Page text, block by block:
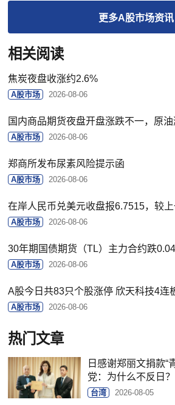
更多A股市场资讯
相关阅读
焦炭夜盘收涨约2.6%
A股市场 2026-08-06
国内商品期货夜盘开盘涨跌不一，原
A股市场 2026-08-06
郑商所发布尿素风险提示函
A股市场 2026-08-06
在岸人民币兑美元收盘报6.7515，较
A股市场 2026-08-06
30年期国债期货（TL）主力合约跌
A股市场 2026-08-06
A股今日共83只个股涨停 欣天科技4连
A股市场 2026-08-06
热门文章
日感谢郑丽文捐款“
党：为什么不反日？
台湾 2026-08-05